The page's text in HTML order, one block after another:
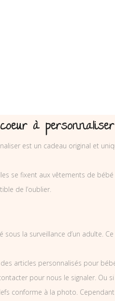
à personnaliser
est un cadeau original et
se fixent aux vêtements de
de l’oublier.
la surveillance d’un adulte.
articles personnalisés pour
pour nous le signaler.
conforme à la photo.